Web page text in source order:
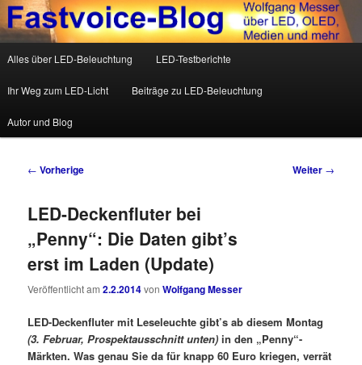
Fastvoice-Blog
Wolfgang Messer über LED, OLED, Medien und mehr
Zum Inhalt wechseln
Zum sekundären Inhalt wechseln
Alles über LED-Beleuchtung LED-Testberichte
Ihr Weg zum LED-Licht Beiträge zu LED-Beleuchtung
Autor und Blog
Beitrags-Navigation
← Vorherige Weiter →
LED-Deckenfluter bei
„Penny“: Die Daten gibt’s
erst im Laden (Update)
Veröffentlicht am2.2.2014vonWolfgang Messer
LED-Deckenfluter mit Leseleuchte gibt’s ab diesem Montag
(3. Februar, Prospektausschnitt unten) in den „Penny“-
Märkten. Was genau Sie da für knapp 60 Euro kriegen, verrät